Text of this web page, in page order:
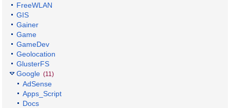
FreeWLAN
GIS
Gainer
Game
GameDev
Geolocation
GlusterFS
Google (11)
AdSense
Apps_Script
Docs